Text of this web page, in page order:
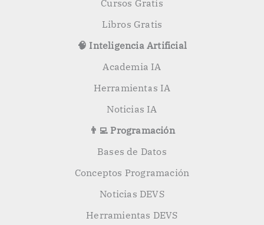
Cursos Gratis
Libros Gratis
🧠 Inteligencia Artificial
Academia IA
Herramientas IA
Noticias IA
👨‍💻 Programación
Bases de Datos
Conceptos Programación
Noticias DEVS
Herramientas DEVS